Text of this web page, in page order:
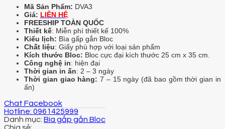
Mã Sản Phẩm: DVA3
Giá: LIÊN HỆ
FREESHIP TOÀN QUỐC
Thiết kế: Miễn phí thiết kế 100%
Kiểu lịch: Bìa gấp gắn Bloc
Chất liệu: Giấy phù hợp với loại sản phẩm
Kích thước Bloc: Bloc cực đại kích thước 25 cm x 35 cm.
Công nghệ in: hiện đại
Thời gian in ấn: 2 – 3 ngày
Thời gian giao hàng: 7 – 15 ngày (đã bao gồm thời gian in
ấn)
Chat Facebook
Hotline: 0961425999
Danh mục: Bìa gấp gắn Bloc